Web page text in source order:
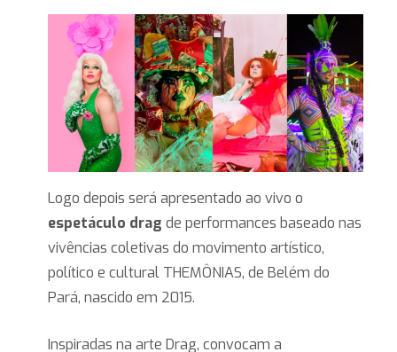
Logo depois será apresentado ao vivo o
espetáculo drag de performances baseado nas
vivências coletivas do movimento artístico,
político e cultural THEMÔNIAS, de Belém do
Pará, nascido em 2015.
Inspiradas na arte Drag, convocam a